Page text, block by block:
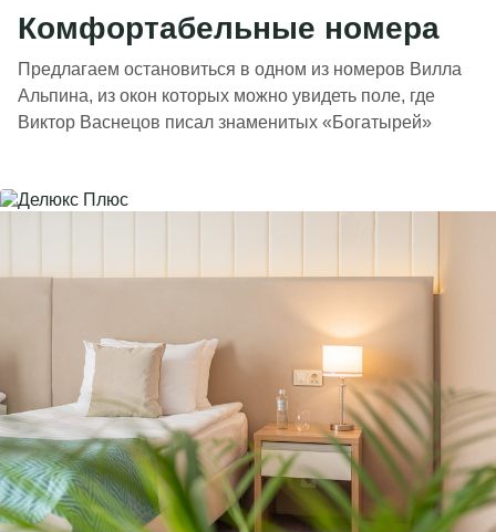
Комфортабельные номера
Предлагаем остановиться в одном из номеров Вилла
Альпина, из окон которых можно увидеть поле, где
Виктор Васнецов писал знаменитых «Богатырей»